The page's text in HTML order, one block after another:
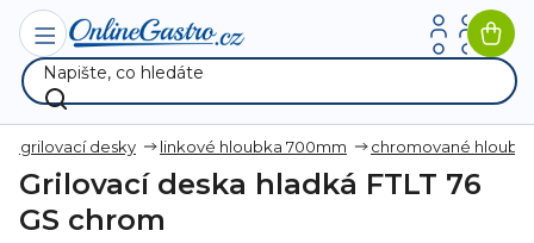
Přejít
obsah
grilovací desky linkové hloubka 700mm chromované
Grilovací deska hladká FTLT 76
GS chrom